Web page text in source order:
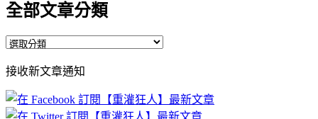
全部文章分類
全
文
章
分
接收新文章通知